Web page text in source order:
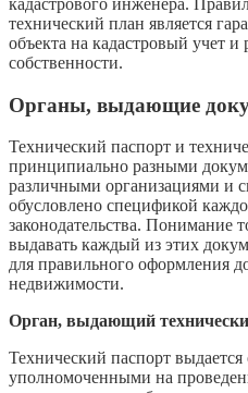
кадастрового инженера.
технический план является
объекта на кадастровый учет и
собственности.
Органы, выдающие
Технический паспорт и
принципиально разными
различными организациями и
обусловлено спецификой
законодательства. Понимание
выдавать каждый из этих
для правильного оформления
недвижимости.
Орган, выдающий
Технический паспорт
уполномоченными на